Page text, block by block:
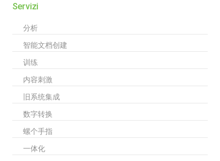
Servizi
分析
智能文档创建
训练
内容刺激
旧系统集成
数字转换
螺个手指
一体化